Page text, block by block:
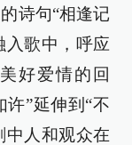
诗句“相逢记
入歌中，呼应
好爱情的回
”延伸到“不
中人和观众在